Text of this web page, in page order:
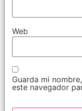
Web
Guarda mi
este navegador